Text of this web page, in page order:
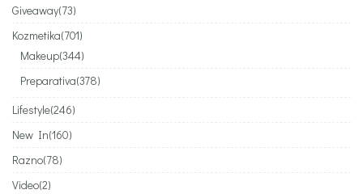
Giveaway(73)
Kozmetika(701)
Makeup(344)
Preparativa(378)
Lifestyle(246)
New In(160)
Razno(78)
Video(2)